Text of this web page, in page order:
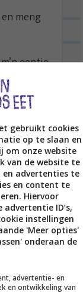
meng
eentje
kon
was.
gebruikt cookies
op te slaan en
om onze website
van de website te
en advertenties te
en content te
Hiervoor
ID’s,
instellingen
'Meer opties'
onderaan de
advertentie- en
en ontwikkeling van